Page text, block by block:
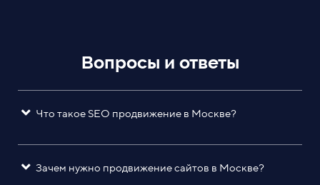
Вопросы и ответы
Что такое SEO продвижение в Москве?
Зачем нужно продвижение сайтов в Москве?